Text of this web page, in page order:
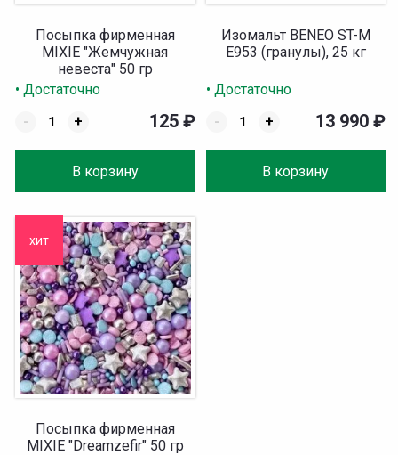
Посыпка фирменная
MIXIE "Жемчужная
невеста" 50 гр
• Достаточно
-
+
В корзину
125 ₽
Изомальт BENEO ST-M
Е953 (гранулы), 25 кг
• Достаточно
-
+
В корзину
13 990 ₽
хит
Посыпка фирменная
MIXIE "Dreamzefir" 50 гр